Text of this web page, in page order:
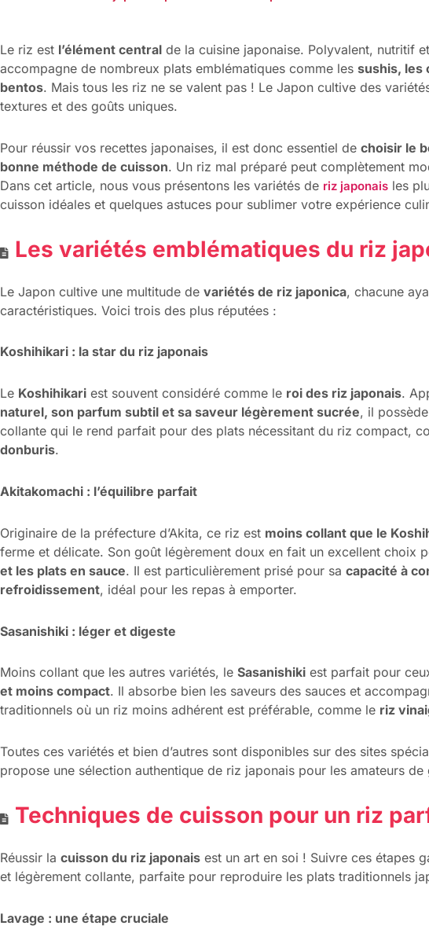
Le riz est l’élément central de la cuisine japonaise. Polyvalent, nutritif
accompagne de nombreux plats emblématiques comme les sushis, les
bentos. Mais tous les riz ne se valent pas ! Le Japon cultive des
textures et des goûts uniques.
Pour réussir vos recettes japonaises, il est donc essentiel de choisir le
bonne méthode de cuisson. Un riz mal préparé peut complètement
Dans cet article, nous vous présentons les variétés de riz japonais les
cuisson idéales et quelques astuces pour sublimer votre expérience
Les variétés emblématiques du riz
Le Japon cultive une multitude de variétés de riz japonica, chacune
caractéristiques. Voici trois des plus réputées :
Koshihikari : la star du riz japonais
Le Koshihikari est souvent considéré comme le roi des riz japonais.
naturel, son parfum subtil et sa saveur légèrement sucrée, il
collante qui le rend parfait pour des plats nécessitant du riz compact,
donburis.
Akitakomachi : l’équilibre parfait
Originaire de la préfecture d’Akita, ce riz est moins collant que le
ferme et délicate. Son goût légèrement doux en fait un excellent choix
et les plats en sauce. Il est particulièrement prisé pour sa capacité à
refroidissement, idéal pour les repas à emporter.
Sasanishiki : léger et digeste
Moins collant que les autres variétés, le Sasanishiki est parfait pour
et moins compact. Il absorbe bien les saveurs des sauces et
traditionnels où un riz moins adhérent est préférable, comme le riz
Toutes ces variétés et bien d’autres sont disponibles sur des sites
propose une sélection authentique de riz japonais pour les amateurs
Techniques de cuisson pour un riz
Réussir la cuisson du riz japonais est un art en soi ! Suivre ces étapes
et légèrement collante, parfaite pour reproduire les plats traditionnels
Lavage : une étape cruciale